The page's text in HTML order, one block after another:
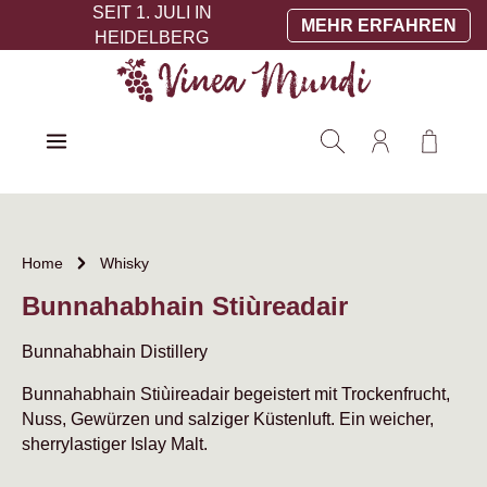
Zum Hauptinhalt springen
SEIT 1. JULI IN
HEIDELBERG
MEHR ERFAHREN
Home Whisky
Bunnahabhain Stiùreadair
Bunnahabhain Distillery
Bunnahabhain Stiùireadair begeistert mit Trockenfrucht,
Nuss, Gewürzen und salziger Küstenluft. Ein weicher,
sherrylastiger Islay Malt.